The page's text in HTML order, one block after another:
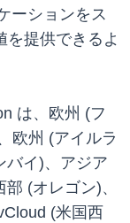
ーションをス
を提供できるよ
は、欧州 (フ
欧州 (アイルラ
バイ)、アジア
(オレゴン)、
(米国西